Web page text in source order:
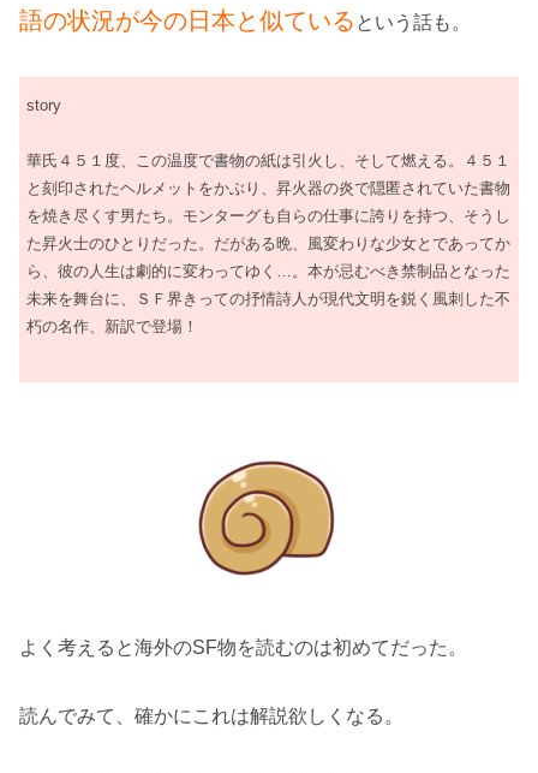
語の状況が今の日本と似ている という話も。
story
華氏４５１度、この温度で書物の紙は引火し、そして燃える。４５１
と刻印されたヘルメットをかぶり、昇火器の炎で隠匿されていた書物
を焼き尽くす男たち。モンターグも自らの仕事に誇りを持つ、そうし
た昇火士のひとりだった。だがある晩、風変わりな少女とであってか
ら、彼の人生は劇的に変わってゆく…。本が忌むべき禁制品となった
未来を舞台に、ＳＦ界きっての抒情詩人が現代文明を鋭く風刺した不
朽の名作、新訳で登場！
よく考えると海外のSF物を読むのは初めてだった。
読んでみて、確かにこれは解説欲しくなる。